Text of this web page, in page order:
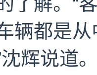
辆都是
辉说道